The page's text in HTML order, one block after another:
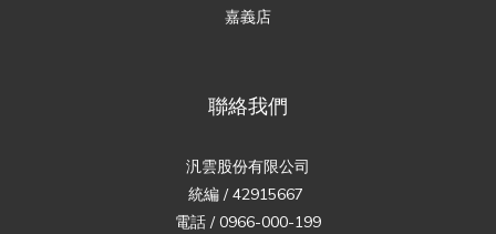
嘉義店
聯絡我們
汎雲股份有限公司
統編 / 42915667
電話 / 0966-000-199